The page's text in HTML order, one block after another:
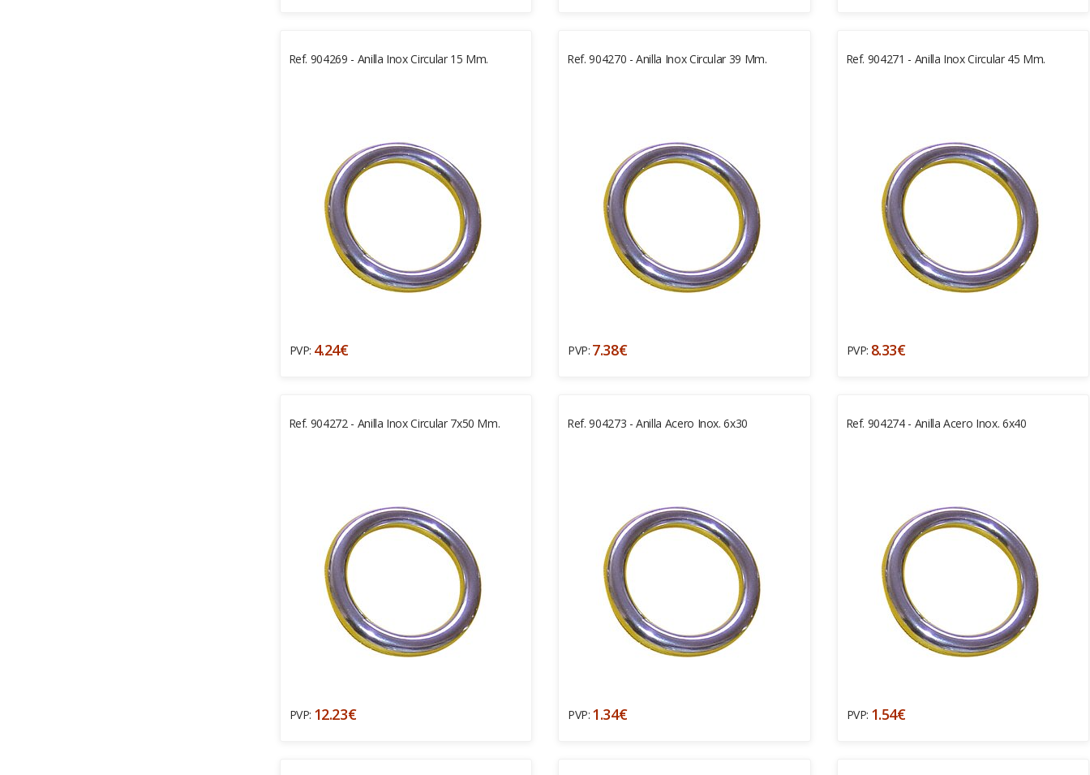
Ref. 904269 - Anilla Inox Circular 15 Mm.
PVP: 4.24€
Ref. 904270 - Anilla Inox Circular 39 Mm.
PVP: 7.38€
Ref. 904271 - Anilla Inox Circular 45 Mm.
PVP: 8.33€
Ref. 904272 - Anilla Inox Circular 7x50 Mm.
PVP: 12.23€
Ref. 904273 - Anilla Acero Inox. 6x30
PVP: 1.34€
Ref. 904274 - Anilla Acero Inox. 6x40
PVP: 1.54€